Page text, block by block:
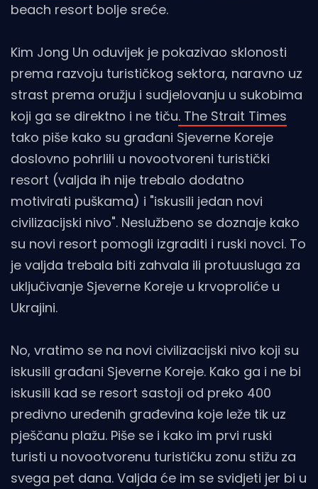
beach resort bolje sreće.
Kim Jong Un oduvijek je pokazivao sklonosti
prema razvoju turističkog sektora, naravno uz
strast prema oružju i sudjelovanju u sukobima
koji ga se direktno i ne tiču. The Strait Times
tako piše kako su građani Sjeverne Koreje
doslovno pohrlili u novootvoreni turistički
resort (valjda ih nije trebalo dodatno
motivirati puškama) i "iskusili jedan novi
civilizacijski nivo". Neslužbeno se doznaje kako
su novi resort pomogli izgraditi i ruski novci. To
je valjda trebala biti zahvala ili protuusluga za
uključivanje Sjeverne Koreje u krvoproliće u
Ukrajini.
No, vratimo se na novi civilizacijski nivo koji su
iskusili građani Sjeverne Koreje. Kako ga i ne bi
iskusili kad se resort sastoji od preko 400
predivno uređenih građevina koje leže tik uz
pješčanu plažu. Piše se i kako im prvi ruski
turisti u novootvorenu turističku zonu stižu za
svega pet dana. Valjda će im se svidjeti jer bi u